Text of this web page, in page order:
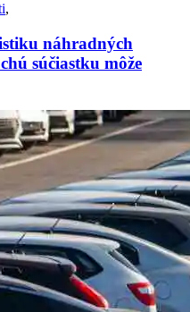
,
náhradných
súčiastku môže